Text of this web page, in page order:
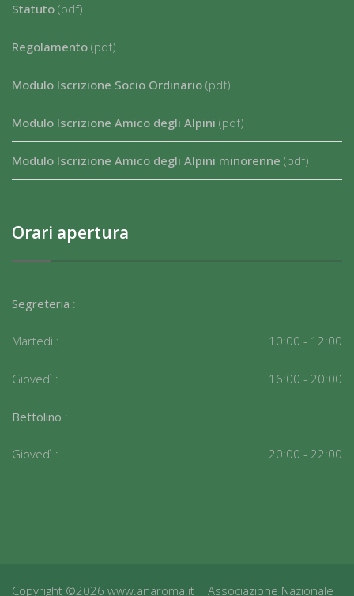
Statuto (pdf)
Regolamento (pdf)
Modulo Iscrizione Socio Ordinario (pdf)
Modulo Iscrizione Amico degli Alpini (pdf)
Modulo Iscrizione Amico degli Alpini minorenne (pdf)
Orari apertura
Segreteria :
Martedì : 10:00 - 12:00
Giovedì : 16:00 - 20:00
Bettolino :
Giovedì : 20:00 - 22:00
Copyright ©2026 www.anaroma.it | Associazione Nazionale